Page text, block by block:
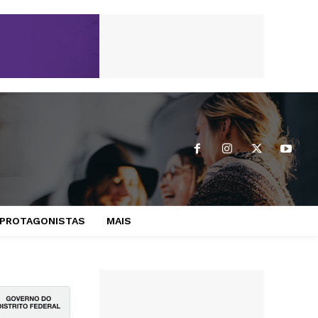
MAIS